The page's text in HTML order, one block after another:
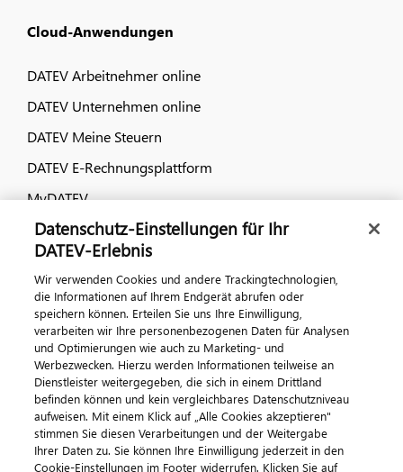
Cloud-Anwendungen
DATEV Arbeitnehmer online
DATEV Unternehmen online
DATEV Meine Steuern
DATEV E-Rechnungsplattform
MyDATEV
Dialog & Medien
Veranstaltungen
DATEV magazin
DATEV-Community
DATEV-Newsletter
Kontaktieren Sie uns
Datenschutz-Einstellungen für Ihr
DATEV-Erlebnis
Wir verwenden Cookies und andere Trackingtechnologien,
die Informationen auf Ihrem Endgerät abrufen oder
speichern können. Erteilen Sie uns Ihre Einwilligung,
verarbeiten wir Ihre personenbezogenen Daten für Analysen
und Optimierungen wie auch zu Marketing- und
Werbezwecken. Hierzu werden Informationen teilweise an
Dienstleister weitergegeben, die sich in einem Drittland
befinden können und kein vergleichbares Datenschutzniveau
aufweisen. Mit einem Klick auf „Alle Cookies akzeptieren"
stimmen Sie diesen Verarbeitungen und der Weitergabe
Ihrer Daten zu. Sie können Ihre Einwilligung jederzeit in den
Cookie-Einstellungen im Footer widerrufen. Klicken Sie auf